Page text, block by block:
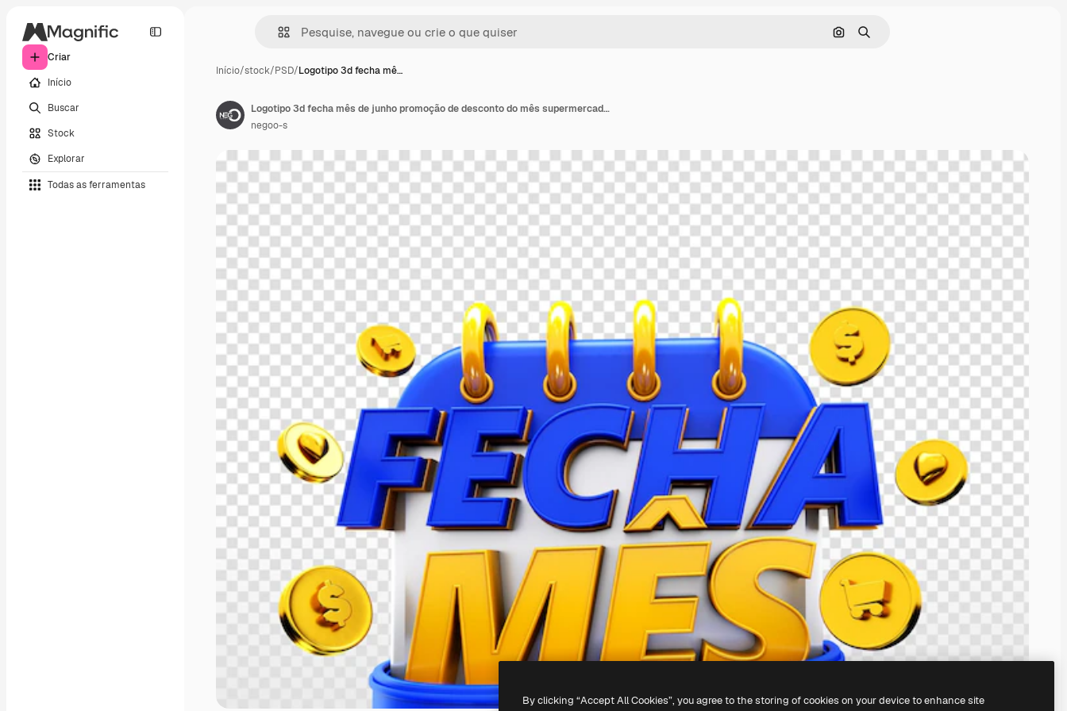
Criar
Início
Buscar
Stock
Explorar
Todas as ferramentas
Pesquisar por imagem
Buscar
Início/stock/PSD/Logotipo 3d fecha mê…
Logotipo 3d fecha mês de junho promoção de desconto do mês supermercado brasil
negoo-s
By clicking “Accept All Cookies”, you agree to the storing of cookies on your device to enhance site